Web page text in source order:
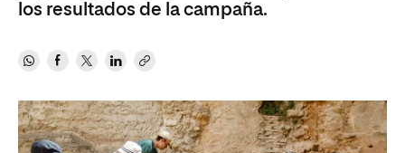
los resultados de la campaña.